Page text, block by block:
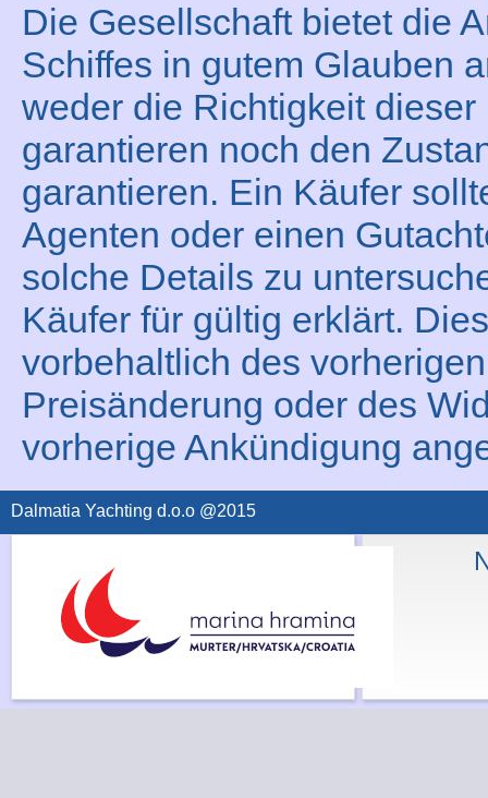
Die Gesellschaft bietet die
Schiffes in gutem Glauben
weder die Richtigkeit dieser
garantieren noch den
garantieren. Ein Käufer
Agenten oder einen
solche Details zu
Käufer für gültig erklärt.
vorbehaltlich des
Preisänderung oder des
vorherige Ankündigung
Dalmatia Yachting d.o.o @2015